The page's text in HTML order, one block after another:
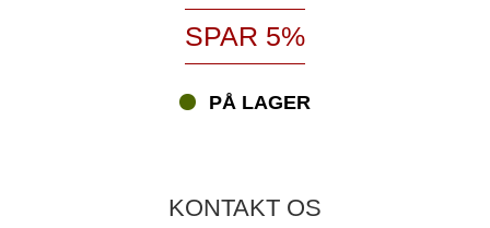
SPAR 5%
PÅ LAGER
KONTAKT OS